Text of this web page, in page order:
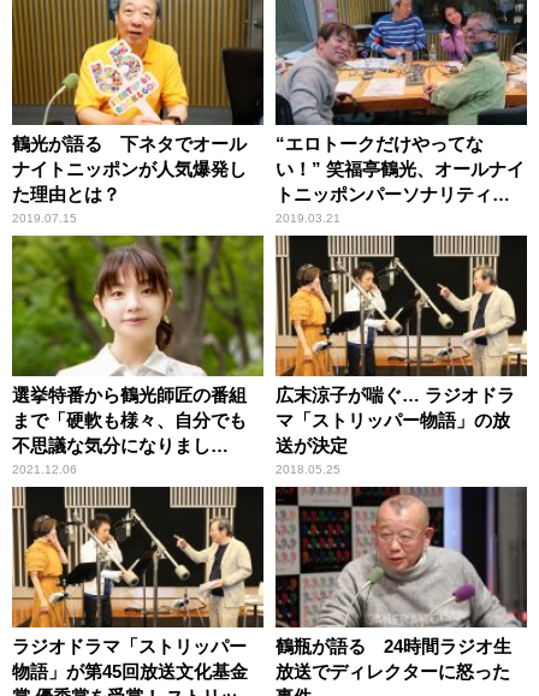
鶴光が語る 下ネタでオール
ナイトニッポンが人気爆発し
た理由とは？
2019.07.15
“エロトークだけやってな
い！” 笑福亭鶴光、オールナイ
トニッポンパーソナリティ就
任秘話
2019.03.21
選挙特番から鶴光師匠の番組
まで「硬軟も様々、自分でも
不思議な気分になりまし
た」 箱崎みどりアナウンサ
ー
2021.12.06
広末涼子が喘ぐ… ラジオドラ
マ「ストリッパー物語」の放
送が決定
2018.05.25
ラジオドラマ「ストリッパー
物語」が第45回放送文化基金
鶴瓶が語る 24時間ラジオ生
放送でディレクターに怒った